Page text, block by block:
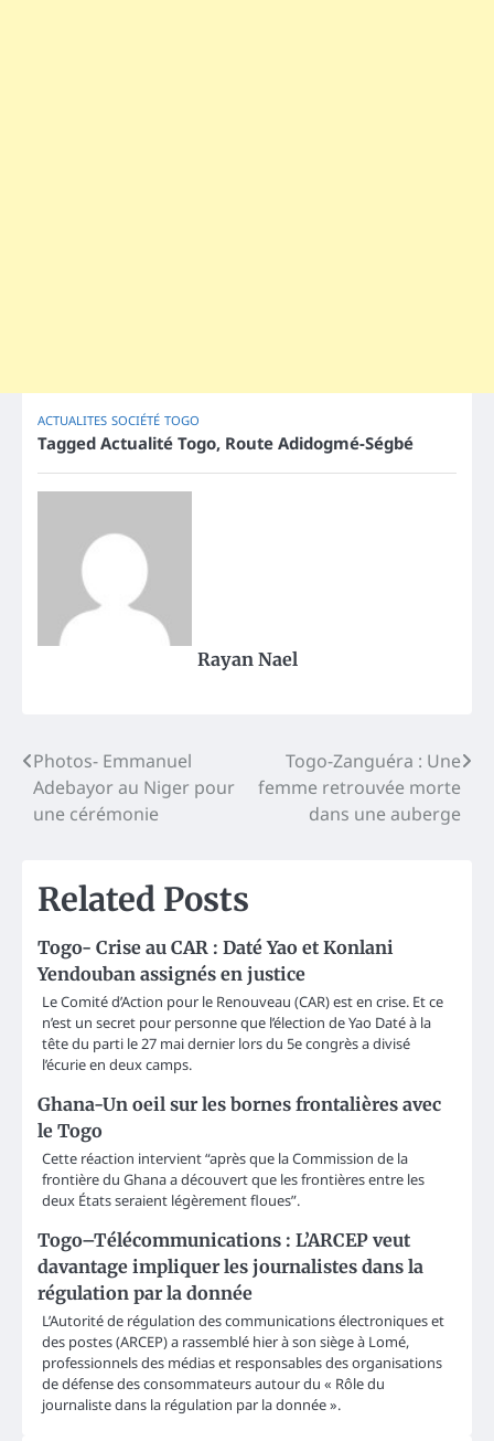
ACTUALITES SOCIÉTÉ TOGO
Tagged Actualité Togo, Route Adidogmé-Ségbé
Rayan Nael
Post
navigation
Photos- Emmanuel
Adebayor au Niger pour
une cérémonie
Togo-Zanguéra : Une
femme retrouvée morte
dans une auberge
Related Posts
Togo- Crise au CAR : Daté Yao et Konlani
Yendouban assignés en justice
Le Comité d’Action pour le Renouveau (CAR) est en crise. Et ce
n’est un secret pour personne que l’élection de Yao Daté à la
tête du parti le 27 mai dernier lors du 5e congrès a divisé
l’écurie en deux camps.
Ghana-Un oeil sur les bornes frontalières avec
le Togo
Cette réaction intervient “après que la Commission de la
frontière du Ghana a découvert que les frontières entre les
deux États seraient légèrement floues”.
Togo–Télécommunications : L’ARCEP veut
davantage impliquer les journalistes dans la
régulation par la donnée
L’Autorité de régulation des communications électroniques et
des postes (ARCEP) a rassemblé hier à son siège à Lomé,
professionnels des médias et responsables des organisations
de défense des consommateurs autour du « Rôle du
journaliste dans la régulation par la donnée ».